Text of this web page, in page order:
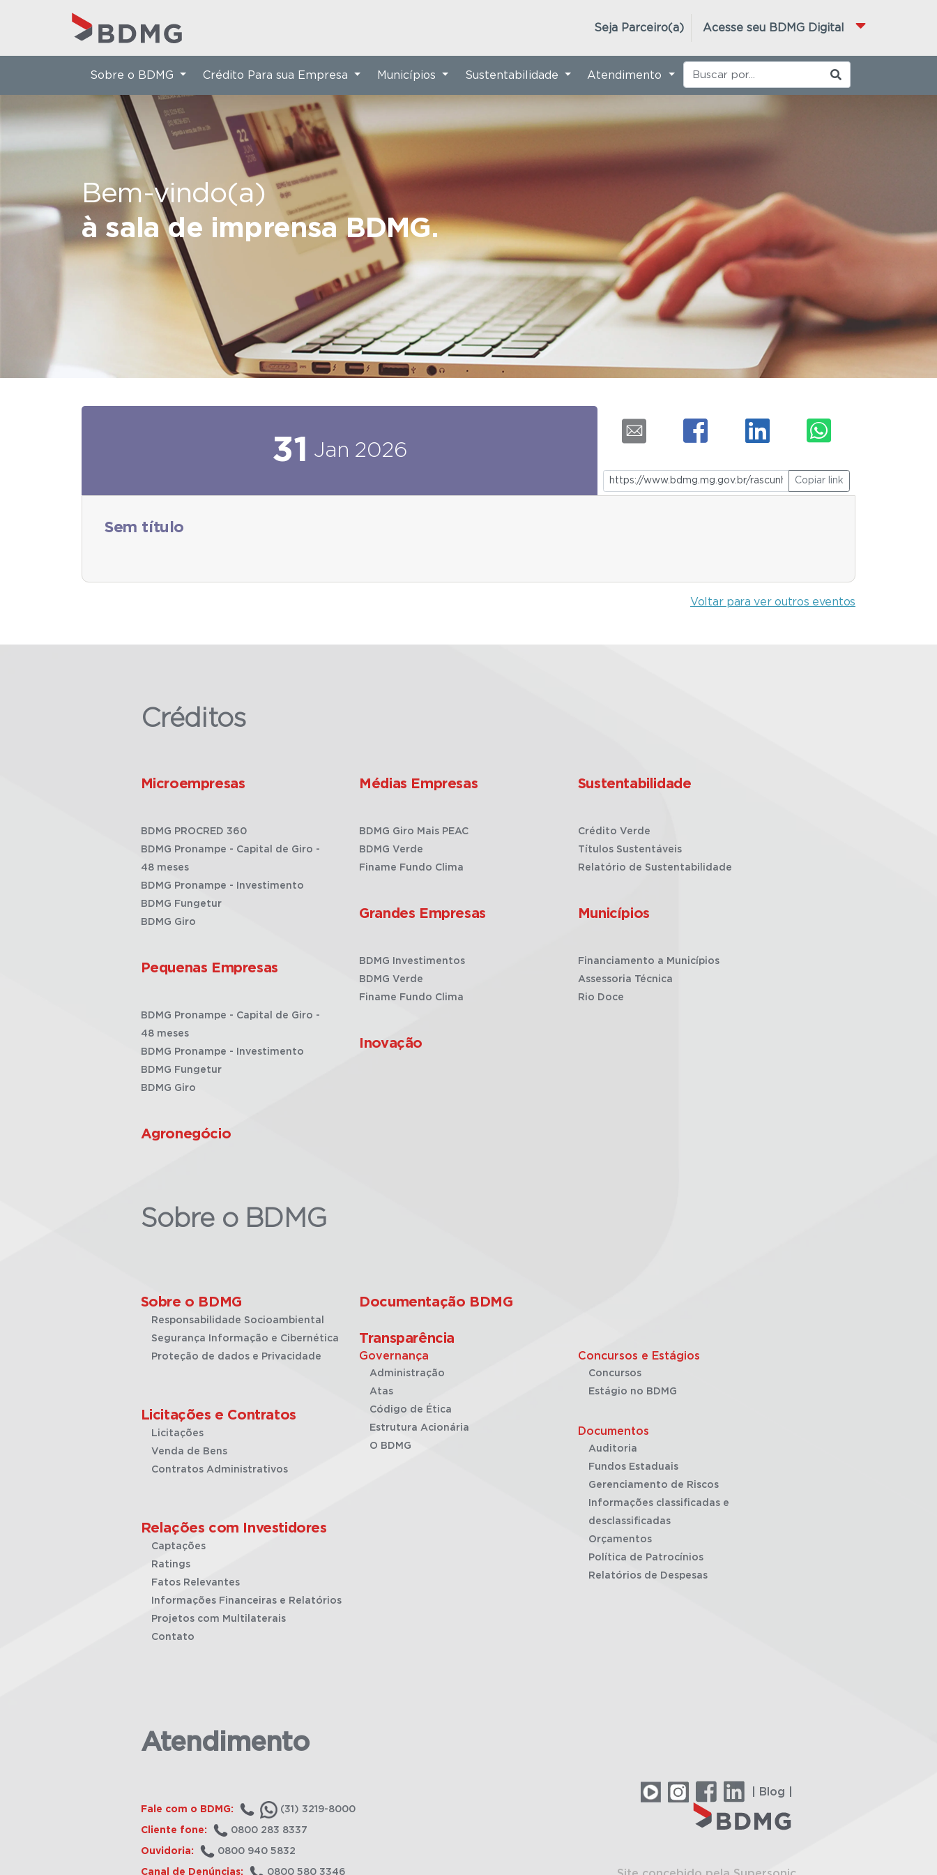
Acesse seu BDMG Digital
Seja Parceiro(a)
Bem-vindo(a)
à sala de imprensa BDMG.
Sobre o BDMG Crédito Para sua Empresa Municípios Sustentabilidade Atendimento
31 Jan 2026
Copiar link
Sem título
Voltar para ver outros eventos
Créditos
Microempresas
BDMG PROCRED 360
BDMG Pronampe - Capital de Giro -
48 meses
BDMG Pronampe - Investimento
BDMG Fungetur
BDMG Giro
Pequenas Empresas
BDMG Pronampe - Capital de Giro -
48 meses
BDMG Pronampe - Investimento
BDMG Fungetur
BDMG Giro
Agronegócio
Médias Empresas
BDMG Giro Mais PEAC
BDMG Verde
Finame Fundo Clima
Grandes Empresas
BDMG Investimentos
BDMG Verde
Finame Fundo Clima
Inovação
Sustentabilidade
Crédito Verde
Títulos Sustentáveis
Relatório de Sustentabilidade
Municípios
Financiamento a Municípios
Assessoria Técnica
Rio Doce
Sobre o BDMG
Sobre o BDMG
Responsabilidade Socioambiental
Segurança Informação e Cibernética
Proteção de dados e Privacidade
Licitações e Contratos
Licitações
Venda de Bens
Contratos Administrativos
Relações com Investidores
Captações
Ratings
Fatos Relevantes
Informações Financeiras e Relatórios
Projetos com Multilaterais
Contato
Documentação BDMG
Transparência
Governança
Administração
Atas
Código de Ética
Estrutura Acionária
O BDMG
Concursos e Estágios
Concursos
Estágio no BDMG
Documentos
Auditoria
Fundos Estaduais
Gerenciamento de Riscos
Informações classificadas e
desclassificadas
Orçamentos
Política de Patrocínios
Relatórios de Despesas
Atendimento
Fale com o BDMG: (31) 3219-8000
Cliente fone: 0800 283 8337
Ouvidoria: 0800 940 5832
Canal de Denúncias: 0800 580 3346
| Blog |